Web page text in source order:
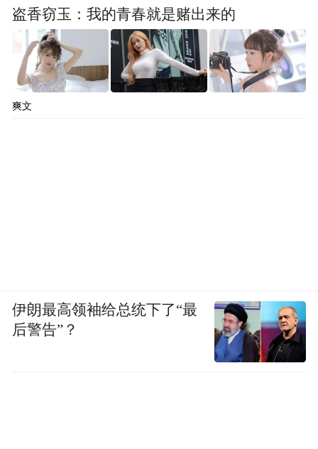
盗香窃玉：我的青春就是赌出来的
爽文
伊朗最高领袖给总统下了“最
后警告”？